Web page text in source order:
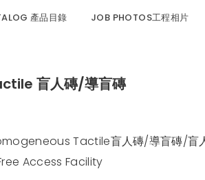
產品目錄 JOB PHOTOS工程相片
盲人磚/導盲磚
Tactile盲人磚/導盲磚/盲
Access Facility